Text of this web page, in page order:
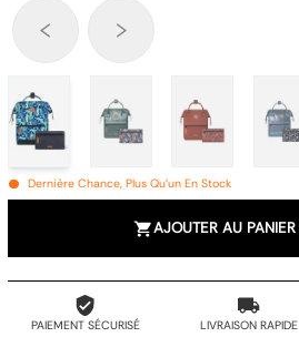
Dernière Chance, Plus Qu'un En Stock
AJOUTER AU PANIER
PAIEMENT SÉCURISÉ LIVRAISON RAPIDE